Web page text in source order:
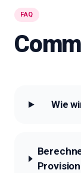
FAQ
Wie